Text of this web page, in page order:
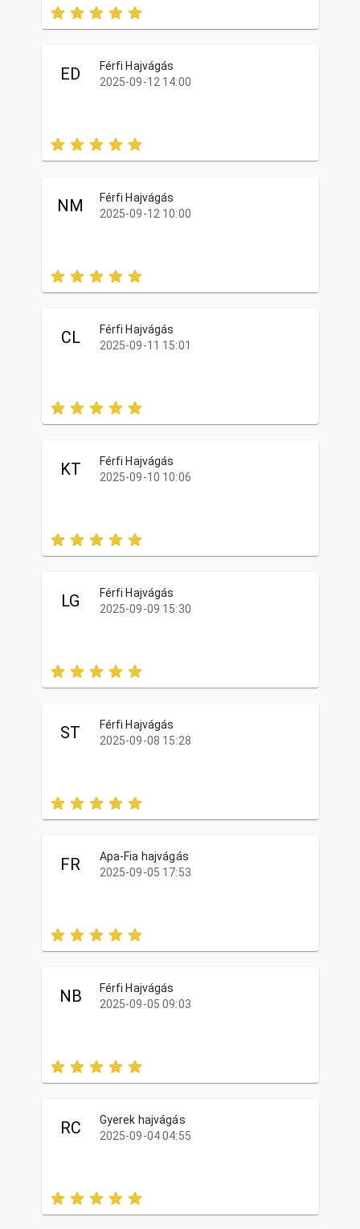
ED
Férfi Hajvágás
2025-09-12 14:00
NM
Férfi Hajvágás
2025-09-12 10:00
CL
Férfi Hajvágás
2025-09-11 15:01
KT
Férfi Hajvágás
2025-09-10 10:06
LG
Férfi Hajvágás
2025-09-09 15:30
ST
Férfi Hajvágás
2025-09-08 15:28
FR
Apa-Fia hajvágás
2025-09-05 17:53
NB
Férfi Hajvágás
2025-09-05 09:03
RC
Gyerek hajvágás
2025-09-04 04:55